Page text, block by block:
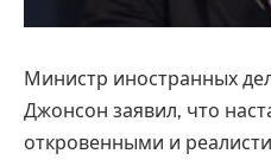
Министр иностранных
Джонсон заявил, что
откровенными и